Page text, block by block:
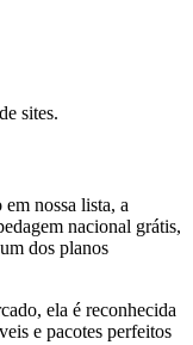
sites.
nossa lista, a
nacional grátis,
dos planos
ela é reconhecida
e pacotes perfeitos